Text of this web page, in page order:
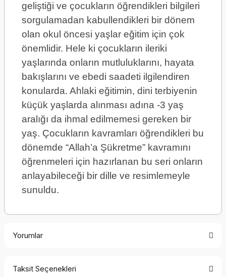
geliştiği ve çocukların öğrendikleri bilgileri
sorgulamadan kabullendikleri bir dönem
olan okul öncesi yaşlar eğitim için çok
önemlidir. Hele ki çocukların ileriki
yaşlarında onların mutluluklarını, hayata
bakışlarını ve ebedi saadeti ilgilendiren
konularda. Ahlaki eğitimin, dini terbiyenin
küçük yaşlarda alınması adına -3 yaş
aralığı da ihmal edilmemesi gereken bir
yaş. Çocukların kavramları öğrendikleri bu
dönemde “Allah’a Şükretme” kavramını
öğrenmeleri için hazırlanan bu seri onların
anlayabileceği bir dille ve resimlemeyle
sunuldu.
Yorumlar
Taksit Seçenekleri